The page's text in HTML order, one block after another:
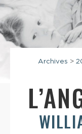
Archives >